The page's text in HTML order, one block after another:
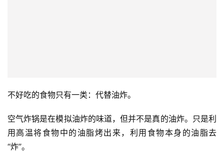
不好吃的食物只有一类：代替油炸。
空气炸锅是在模拟油炸的味道，但并不是真的油炸。只是利
用高温将食物中的油脂烤出来，利用食物本身的油脂去
“炸”。